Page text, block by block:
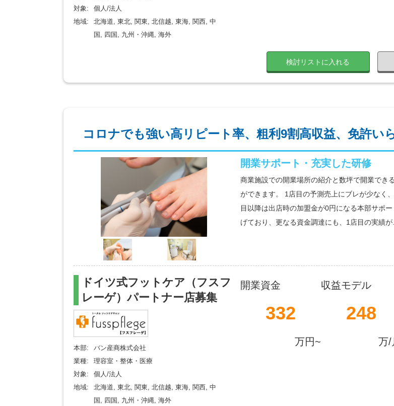
対象:
個人/法人
地域:
北海道, 東北, 関東, 北信越, 東海, 関西, 中
国, 四国, 九州・沖縄, 海外
検討リストに入れる
コロナでも強い高リピート率、粗利9割高収益、免許い
開業サポート・充実した研修
商業施設での開業場所の紹介と数坪で開業でき
ができます。 1店目の予測売上にブレが少なく
目以降は出店時の加盟金が0円になる本部サポ
げており、更なる資金調達にも、1店目の実績が
ドイツ式フットケア（フスフ
レーゲ）パートナー店募集
本部:
バン産商株式会社
業種:
理容室・整体・医療
対象:
個人/法人
地域:
北海道, 東北, 関東, 北信越, 東海, 関西, 中
国, 四国, 九州・沖縄, 海外
開業資金
332
万円~
収益モデル
248
万/